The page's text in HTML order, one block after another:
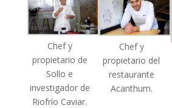
Chef y
propietario de
Sollo e
investigador de
Riofrío Caviar.
Chef y
propietario del
restaurante
Acanthum.